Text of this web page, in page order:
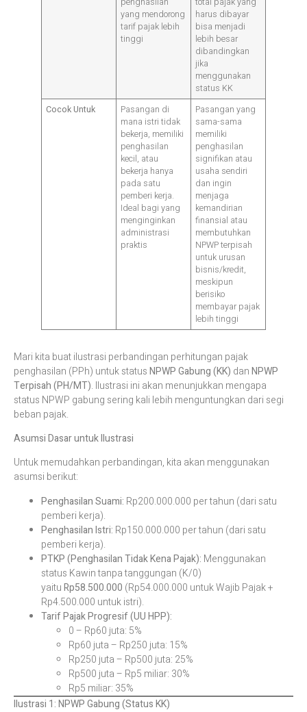
yang mendorong
tarif pajak lebih
tinggi
harus dibayar
bisa menjadi
lebih besar
dibandingkan
jika
menggunakan
status KK
Cocok Untuk
Pasangan di
mana istri tidak
bekerja, memiliki
penghasilan
kecil, atau
bekerja hanya
pada satu
pemberi kerja.
Ideal bagi yang
menginginkan
administrasi
praktis
Pasangan yang
sama-sama
memiliki
penghasilan
signifikan atau
usaha sendiri
dan ingin
menjaga
kemandirian
finansial atau
membutuhkan
NPWP terpisah
untuk urusan
bisnis/kredit,
meskipun
berisiko
membayar pajak
lebih tinggi
Mari kita buat ilustrasi perbandingan perhitungan pajak
penghasilan (PPh) untuk statusNPWP Gabung (KK) danNPWP
Terpisah (PH/MT). Ilustrasi ini akan menunjukkan mengapa
status NPWP gabung sering kali lebih menguntungkan dari segi
beban pajak.
Asumsi Dasar untuk Ilustrasi
Untuk memudahkan perbandingan, kita akan menggunakan
asumsi berikut:
Penghasilan Suami: Rp200.000.000 per tahun (dari satu
pemberi kerja).
Penghasilan Istri: Rp150.000.000 per tahun (dari satu
pemberi kerja).
PTKP (Penghasilan Tidak Kena Pajak): Menggunakan
status Kawin tanpa tanggungan (K/0)
yaituRp58.500.000 (Rp54.000.000 untuk Wajib Pajak +
Rp4.500.000 untuk istri).
Tarif Pajak Progresif (UU HPP):
0 – Rp60 juta: 5%
Rp60 juta – Rp250 juta: 15%
Rp250 juta – Rp500 juta: 25%
Rp500 juta – Rp5 miliar: 30%
Rp5 miliar: 35%
Ilustrasi 1: NPWP Gabung (Status KK)